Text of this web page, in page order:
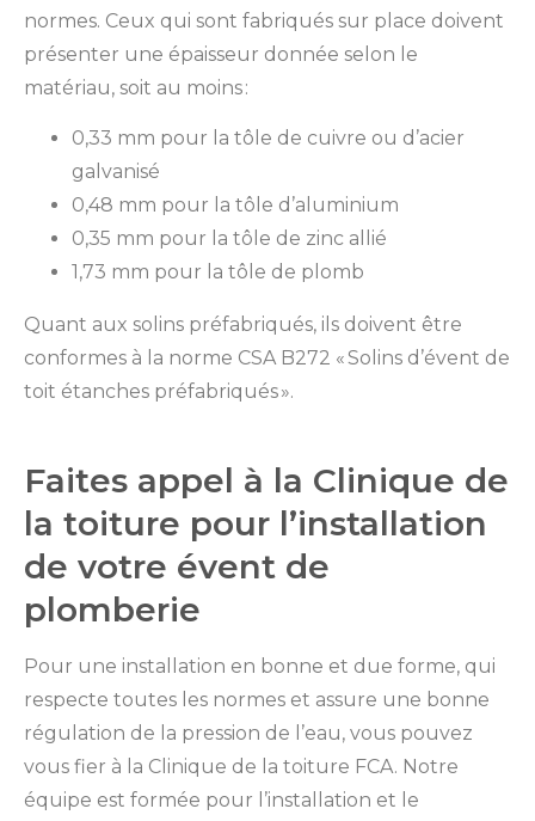
normes. Ceux qui sont fabriqués sur place doivent
présenter une épaisseur donnée selon le
matériau, soit au moins :
0,33 mm pour la tôle de cuivre ou d’acier
galvanisé
0,48 mm pour la tôle d’aluminium
0,35 mm pour la tôle de zinc allié
1,73 mm pour la tôle de plomb
Quant aux solins préfabriqués, ils doivent être
conformes à la norme CSA B272 « Solins d’évent de
toit étanches préfabriqués ».
Faites appel à la Clinique de
la toiture pour l’installation
de votre évent de
plomberie
Pour une installation en bonne et due forme, qui
respecte toutes les normes et assure une bonne
régulation de la pression de l’eau, vous pouvez
vous fier à la Clinique de la toiture FCA. Notre
équipe est formée pour l’installation et le